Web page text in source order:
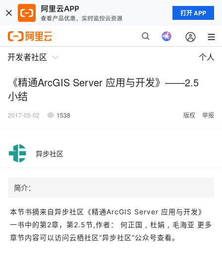
打开 APP
开发者社区 个人
《精通ArcGIS Server 应用与开发》——2.5
小结
2017-05-02 1538 版权 举报
异步社区
简介：
本节书摘来自异步社区《精通ArcGIS Server 应用与开发》
一书中的第2章，第2.5节,作者： 何正国 , 杜娟 , 毛海亚 更多
章节内容可以访问云栖社区“异步社区”公众号查看。